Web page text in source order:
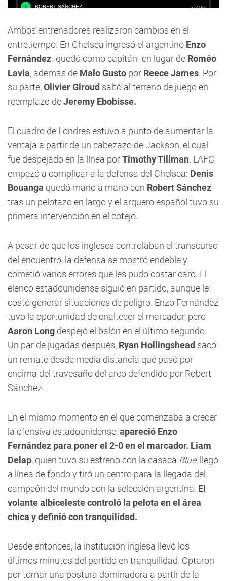
Ambos entrenadores realizaron cambios en el
entretiempo. En Chelsea ingresó el argentino Enzo
Fernández-quedó como capitán- en lugar de Roméo
Lavia, además de Malo Gusto por Reece James. Por
su parte,Olivier Giroud saltó al terreno de juego en
reemplazo deJeremy Ebobisse.
El cuadro de Londres estuvo a punto de aumentar la
ventaja a partir de un cabezazo de Jackson, el cual
fue despejado en la línea porTimothy Tillman. LAFC
empezó a complicar a la defensa del Chelsea: Denis
Bouanga quedó mano a mano con Robert Sánchez
tras un pelotazo en largo y el arquero español tuvo su
primera intervención en el cotejo.
A pesar de que los ingleses controlaban el transcurso
del encuentro, la defensa se mostró endeble y
cometió varios errores que les pudo costar caro. El
elenco estadounidense siguió en partido, aunque le
costó generar situaciones de peligro. Enzo Fernández
tuvo la oportunidad de enaltecer el marcador, pero
Aaron Long despejó el balón en el último segundo.
Un par de jugadas después, Ryan Hollingshead sacó
un remate desde media distancia que pasó por
encima del travesaño del arco defendido por Robert
Sánchez.
En el mismo momento en el que comenzaba a crecer
la ofensiva estadounidense,apareció Enzo
Fernández para poner el 2-0 en el marcador. Liam
Delap, quien tuvo su estreno con la casaca Blue, llegó
a línea de fondo y tiró un centro para la llegada del
campeón del mundo con la selección argentina. El
volante albiceleste controló la pelota en el área
chica y definió con tranquilidad.
Desde entonces, la institución inglesa llevó los
últimos minutos del partido en tranquilidad. Optaron
por tomar una postura dominadora a partir de la